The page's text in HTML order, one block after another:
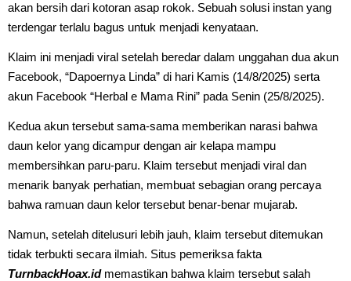
akan bersih dari kotoran asap rokok. Sebuah solusi instan yang
terdengar terlalu bagus untuk menjadi kenyataan.
Klaim ini menjadi viral setelah beredar dalam unggahan dua akun
Facebook, “Dapoernya Linda” di hari Kamis (14/8/2025) serta
akun Facebook “Herbal e Mama Rini” pada Senin (25/8/2025).
Kedua akun tersebut sama-sama memberikan narasi bahwa
daun kelor yang dicampur dengan air kelapa mampu
membersihkan paru-paru. Klaim tersebut menjadi viral dan
menarik banyak perhatian, membuat sebagian orang percaya
bahwa ramuan daun kelor tersebut benar-benar mujarab.
Namun, setelah ditelusuri lebih jauh, klaim tersebut ditemukan
tidak terbukti secara ilmiah. Situs pemeriksa fakta
TurnbackHoax.idmemastikan bahwa klaim tersebut salah